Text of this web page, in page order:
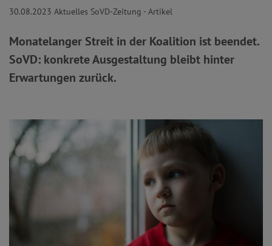
30.08.2023 Aktuelles SoVD-Zeitung - Artikel
Monatelanger Streit in der Koalition ist beendet.
SoVD: konkrete Ausgestaltung bleibt hinter
Erwartungen zurück.